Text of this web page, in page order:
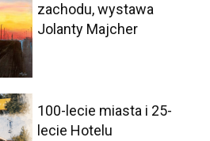
zachodu, wystawa
Jolanty Majcher
100-lecie miasta i 25-
lecie Hotelu